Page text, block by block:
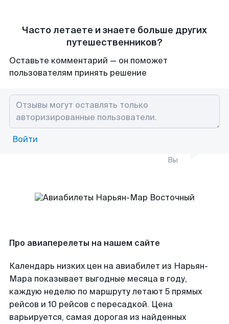
Часто летаете и знаете больше других
путешественников?
Оставьте комментарий — он поможет
пользователям принять решение
Войти
Вы
Про авиаперелеты на нашем сайте
Календарь низких цен на авиабилет из Нарьян-
Мара показывает выгодные месяца в году,
каждую неделю по маршруту летают 5 прямых
рейсов и 10 рейсов с пересадкой. Цена
варьируется, самая дорогая из найденных